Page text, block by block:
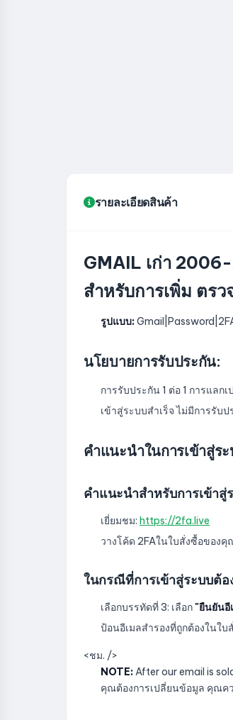
รายละเอียดสินค้า
GMAIL เก่า
สำหรับการเพิ่ม ตร
รูปแบบ:
นโยบายการรับประกัน:
การรับประกัน 1 ต่อ 1 การแล
เข้าสู่ระบบสำเร็จ ไม่มีการรับป
คำแนะนำในการเข้าสู่ร
คำแนะนำสำหรับการเข้าสู่
เยี่ยมชม: https://2fa.live
วางโค้ด 2FAในใบสั่งซื้อของ
ในกรณีที่การเข้าสู่ระบบต้อ
เลือกบรรทัดที่ 3: เลือก "ยืนยันอี
ป้อนอีเมลสำรองที่ถูกต้องในใบ
<ชม. />
NOTE:After our email is
คุณต้องการเปลี่ยนข้อมูล คุณค